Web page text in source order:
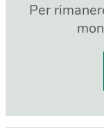
Per